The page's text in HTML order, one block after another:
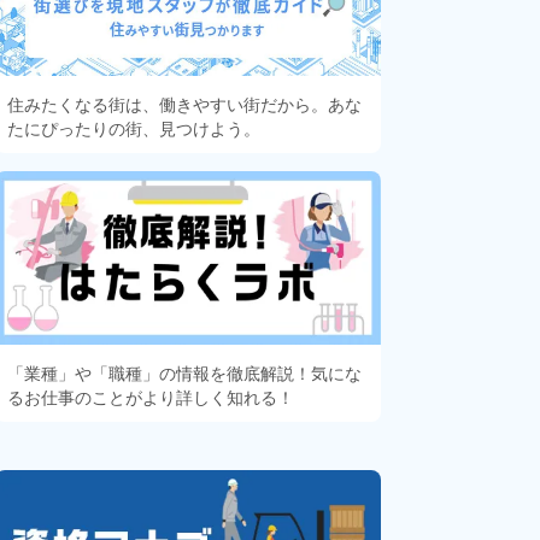
住みたくなる街は、働きやすい街だから。あな
たにぴったりの街、見つけよう。
「業種」や「職種」の情報を徹底解説！気にな
るお仕事のことがより詳しく知れる！